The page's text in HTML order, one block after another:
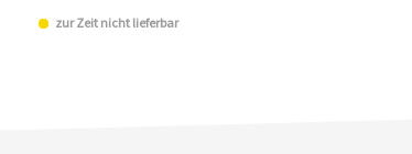
zur Zeit nicht lieferbar